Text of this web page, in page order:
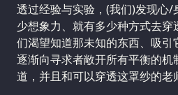
透过经验与实验，(我们)发现心
少想象力、就有多少种方式去
们渴望知道那未知的东西、吸
逐渐向寻求者敞开所有平衡的机
道，并且和可以穿透这罩纱的老